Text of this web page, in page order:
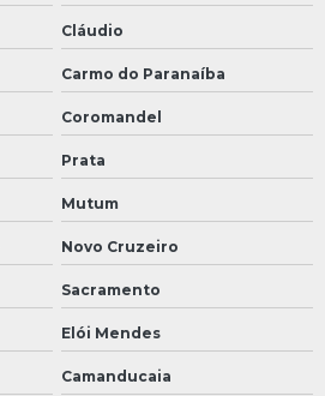
Cláudio
Carmo do Paranaíba
Coromandel
Prata
Mutum
Novo Cruzeiro
Sacramento
Elói Mendes
Camanducaia